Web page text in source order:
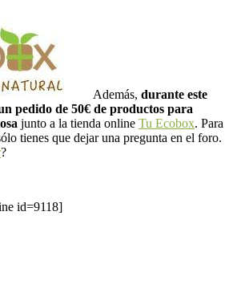
Además, durante este
pedido de 50€ de productos para
junto a la tienda online Tu Ecobox. Para
tienes que dejar una pregunta en el foro.
?
id=9118]